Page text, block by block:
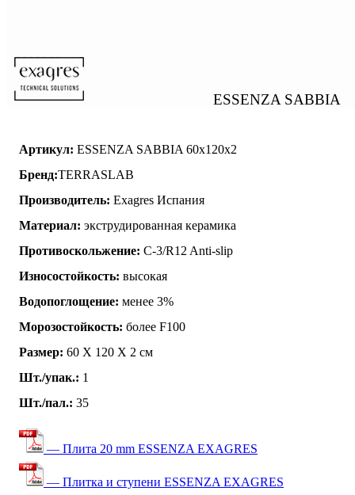
ESSENZA SABBIA
Артикул: ESSENZA SABBIA 60x120x2
Бренд:TERRASLAB
Производитель: Exagres Испания
Материал: экструдированная керамика
Противоскольжение: C-3/R12 Anti-slip
Износостойкость: высокая
Водопоглощение: менее 3%
Морозостойкость: более F100
Размер: 60 Х 120 Х 2 см
Шт./упак.: 1
Шт./пал.: 35
— Плита 20 mm ESSENZA EXAGRES
— Плитка и ступени ESSENZA EXAGRES